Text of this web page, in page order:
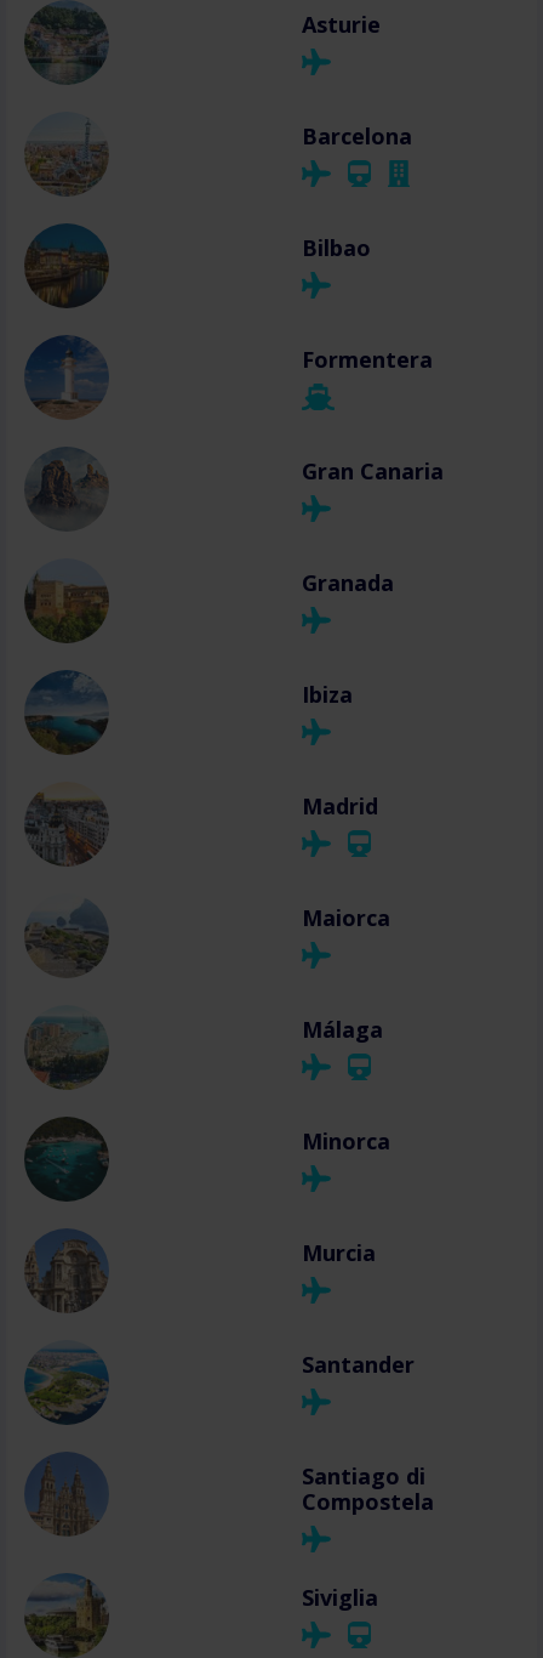
Asturie
Barcelona
Bilbao
Formentera
Gran Canaria
Granada
Ibiza
Madrid
Maiorca
Málaga
Minorca
Murcia
Santander
Santiago di
Compostela
Siviglia